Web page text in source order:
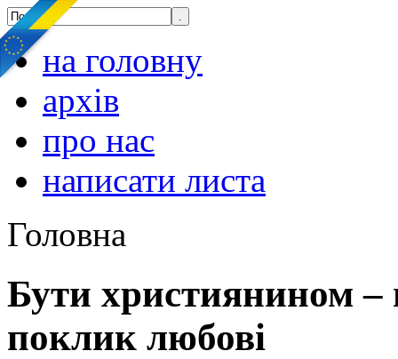
на головну
архів
про нас
написати листа
Головна
Бути християнином –
поклик любові